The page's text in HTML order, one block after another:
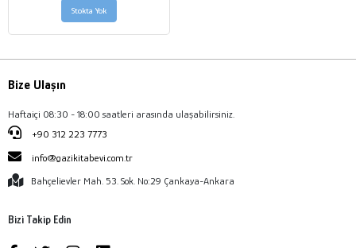
Stokta Yok
Bize Ulaşın
Haftaiçi 08:30 - 18:00 saatleri arasında ulaşabilirsiniz.
+90 312 223 7773
info@gazikitabevi.com.tr
Bahçelievler Mah. 53. Sok. No:29 Çankaya-Ankara
Bizi Takip Edin